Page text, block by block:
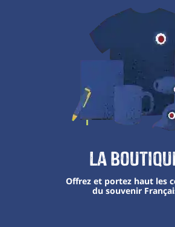
La
Offrez et portez haut les
du souvenir